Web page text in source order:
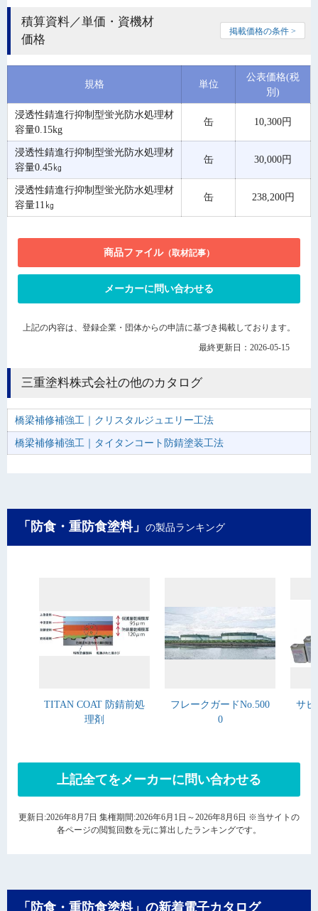
積算資料／単価・資機材
価格
掲載価格の条件 >
規格 単位
公表価格(税
別)
浸透性錆進行抑制型蛍光防水処理材
容量0.15kg
缶 10,300円
浸透性錆進行抑制型蛍光防水処理材
容量0.45㎏
缶 30,000円
浸透性錆進行抑制型蛍光防水処理材
容量11㎏
缶 238,200円
商品ファイル（取材記事）
メーカーに問い合わせる
上記の内容は、登録企業・団体からの申請に基づき掲載しております。
最終更新日：2026-05-15
三重塗料株式会社の他のカタログ
橋梁補修補強工｜クリスタルジュエリー工法
橋梁補修補強工｜タイタンコート防錆塗装工法
「防食・重防食塗料」 の製品ランキング
TITAN COAT 防錆前処
理剤
フレークガードNo.500
0
サビ
上記全てをメーカーに問い合わせる
更新日:2026年8月7日 集権期間:2026年6月1日～2026年8月6日 ※当サイトの
各ページの閲覧回数を元に算出したランキングです。
「防食・重防食塗料」の新着電子カタログ